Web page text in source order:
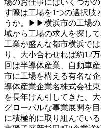
場のお仕事にはいくつか
す際は工場を1つの選択肢
うか。▶▶横浜市の工場
域から工場の求人を探し
工業が盛んな都市横浜で
り、大小合わせれば約12
回は半導体産業、自動車
市に工場を構える有名な
導体産業企業名株式会社
を長年けん引してきた、
グローバルな事業展開を
に積極的に取り組んでい